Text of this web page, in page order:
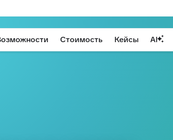
Стоимость Кейсы AI